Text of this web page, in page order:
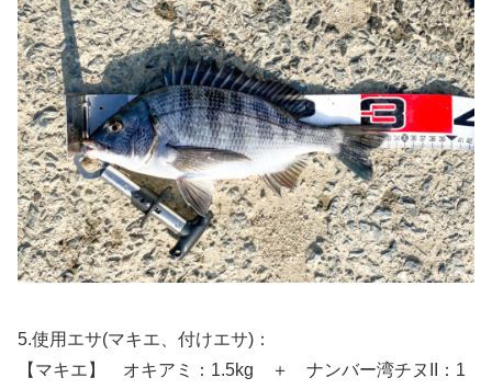
5.使用エサ(マキエ、付けエサ)：
【マキエ】 オキアミ：1.5kg ＋ ナンバー湾チヌII：1